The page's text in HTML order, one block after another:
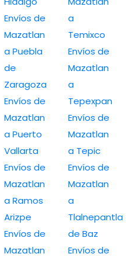
Envíos de
Mazatlan
a Puebla
de
Zaragoza
Envíos de
Mazatlan
a Puerto
Vallarta
Envíos de
Mazatlan
a Ramos
Arizpe
Envíos de
Mazatlan
a
Temixco
Envíos de
Mazatlan
a
Tepexpan
Envíos de
Mazatlan
a Tepic
Envíos de
Mazatlan
a
Tlalnepantla
de Baz
Envíos de